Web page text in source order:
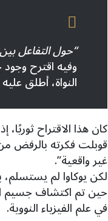
“حول التفاعل بين
وفيه اقترح
النواة، أطلق
كان هذا الاقتراح
قوبلت فكرته بالرفض
غير واقعية”.
لكن يوكاوا لم يستسلم،
حين تم اكتشاف جسيم
في علم الفيزياء النووية.